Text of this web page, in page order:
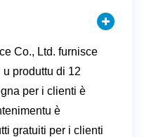
Co., Ltd. furnisce
produttu di 12
per i clienti è
è
gratuiti per i clienti